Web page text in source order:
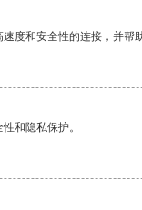
度和安全性的连接，并帮
和隐私保护。